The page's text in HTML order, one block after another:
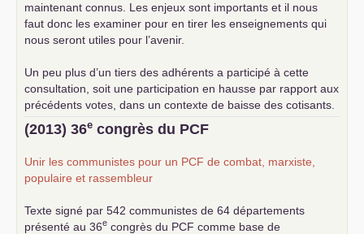
maintenant connus. Les enjeux sont importants et il nous
faut donc les examiner pour en tirer les enseignements qui
nous seront utiles pour l’avenir.
Un peu plus d’un tiers des adhérents a participé à cette
consultation, soit une participation en hausse par rapport aux
précédents votes, dans un contexte de baisse des cotisants.
... lire la suite
(2013) 36e congrès du PCF
Unir les communistes pour un PCF de combat, marxiste,
populaire et rassembleur
Texte signé par 542 communistes de 64 départements
présenté au 36e congrès du PCF comme base de